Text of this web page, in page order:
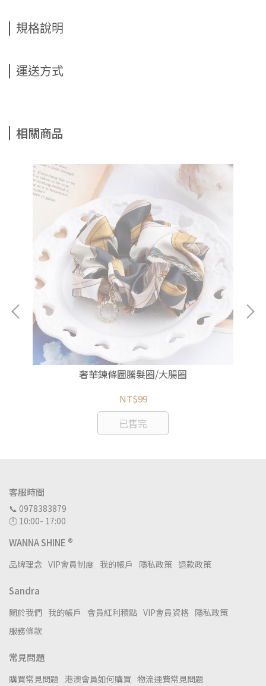
規格說明
運送方式
相關商品
奢華鍊條圖騰髮圈/大腸圈
NT$99
已售完
客服時間
📞 0978383879
🕛 10:00- 17:00
WANNA SHINE ®
品牌理念 VIP會員制度 我的帳戶 隱私政策 退款政策
Sandra
關於我們 我的帳戶 會員紅利積點 VIP會員資格 隱私政策
服務條款
常見問題
購買常見問題 港澳會員如何購買 物流運費常見問題